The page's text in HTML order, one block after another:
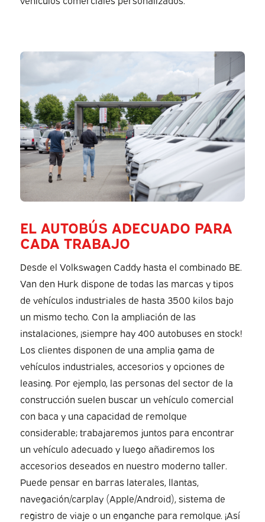
EL AUTOBÚS ADECUADO PARA
CADA TRABAJO
Desde el Volkswagen Caddy hasta el combinado BE.
Van den Hurk dispone de todas las marcas y tipos
de vehículos industriales de hasta 3500 kilos bajo
un mismo techo. Con la ampliación de las
instalaciones, ¡siempre hay 400 autobuses en stock!
Los clientes disponen de una amplia gama de
vehículos industriales, accesorios y opciones de
leasing. Por ejemplo, las personas del sector de la
construcción suelen buscar un vehículo comercial
con baca y una capacidad de remolque
considerable; trabajaremos juntos para encontrar
un vehículo adecuado y luego añadiremos los
accesorios deseados en nuestro moderno taller.
Puede pensar en barras laterales, llantas,
navegación/carplay (Apple/Android), sistema de
registro de viaje o un enganche para remolque. ¡Así